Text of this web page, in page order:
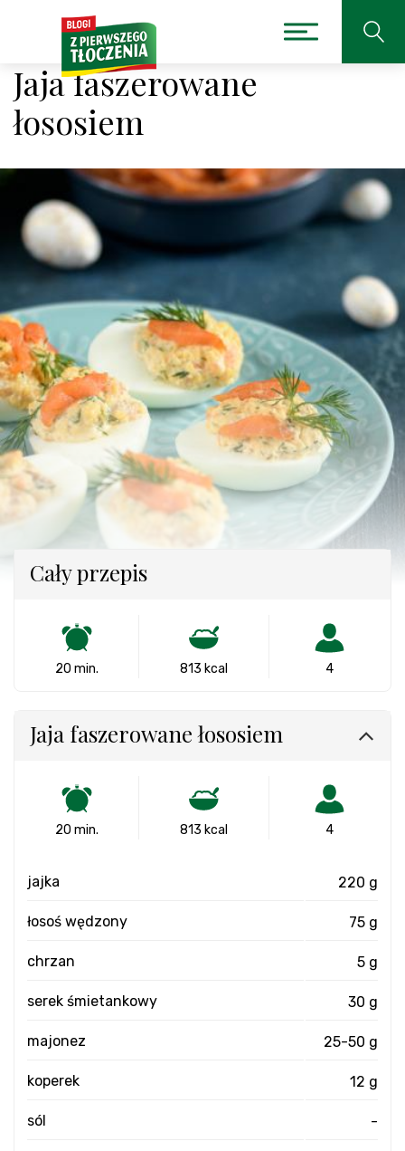
Jaja faszerowane
łososiem
Cały przepis
20 min. 813 kcal 4
Jaja faszerowane łososiem
20 min. 813 kcal 4
jajka 220 g
łosoś wędzony 75 g
chrzan 5 g
serek śmietankowy 30 g
majonez 25-50 g
koperek 12 g
sól -